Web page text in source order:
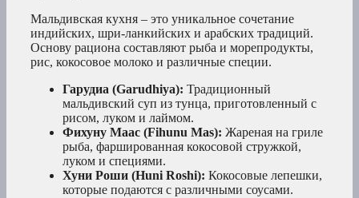
Мальдивская кухня – это уникальное сочетание
индийских, шри-ланкийских и арабских традиций.
Основу рациона составляют рыба и морепродукты,
рис, кокосовое молоко и различные специи.
Гарудиа (Garudhiya): Традиционный
мальдивский суп из тунца, приготовленный с
рисом, луком и лаймом.
Фихуну Маас (Fihunu Mas): Жареная на гриле
рыба, фаршированная кокосовой стружкой,
луком и специями.
Хуни Роши (Huni Roshi): Кокосовые лепешки,
которые подаются с различными соусами.